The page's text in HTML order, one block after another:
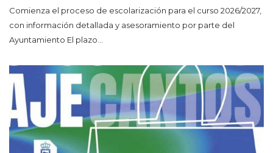
Comienza el proceso de escolarización para el curso 2026/2027,
con información detallada y asesoramiento por parte del
Ayuntamiento El plazo…